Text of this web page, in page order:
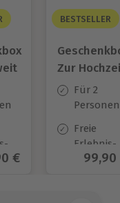
Preis
€
BESTSELLER
Zur
Für 2
Personen
Freie
Erlebnis-
Auswahl
99,90